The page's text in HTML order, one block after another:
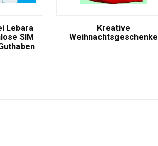
Lebara
SIM
Kreative
Weihnachtsgeschenke